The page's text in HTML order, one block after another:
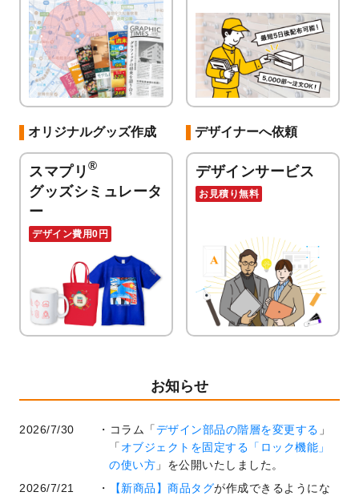
オリジナルグッズ作成
スマプリ ®
グッズシミュレータ
ー
デザイン費用0円
デザイナーへ依頼
デザインサービス
お見積り無料
お知らせ
2026/7/30 コラム「デザイン部品の階層を変更する 」
「 オブジェクトを固定する「ロック機能」
の使い方 」を公開いたしました。
2026/7/21
【新商品】商品タグが作成できるようにな